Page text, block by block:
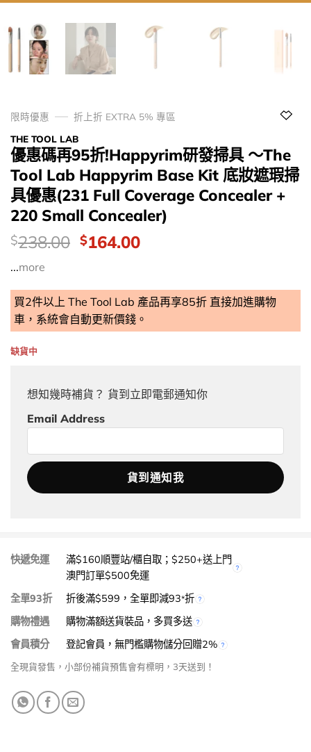
限時優惠
折上折 EXTRA 5% 專區
THE TOOL LAB
優惠碼再95折!Happyrim研發掃具 ～The
Tool Lab Happyrim Base Kit 底妝遮瑕掃
具優惠(231 Full Coverage Concealer +
220 Small Concealer)
價
$238.00 Original
$238.00.
$164.00Current
$164.00.
...more
買2件以上 The Tool Lab 產品再享85折 直接加進購物
車，系統會自動更新價錢。
缺貨中
想知幾時補貨？ 貨到立即電郵通知你
Email Address
快遞免運
滿$160順豐站/櫃自取；$250+送上門
澳門訂單$500免運
全單93折
折後滿$599，全單即減93*折
購物禮遇
購物滿額送貨裝品，多買多送
會員積分
登記會員，無門檻購物儲分回贈2%
全現貨發售，小部份補貨預售會有標明，3天送到！